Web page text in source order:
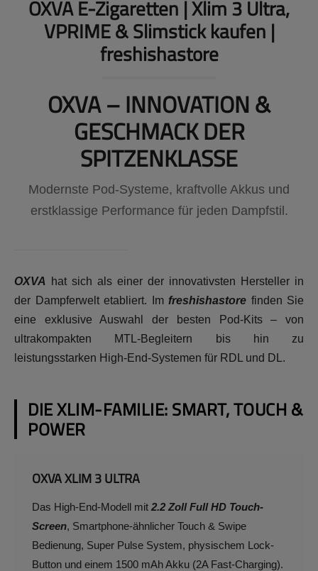
OXVA E-Zigaretten | Xlim 3 Ultra,
VPRIME & Slimstick kaufen |
freshishastore
OXVA – INNOVATION &
GESCHMACK DER
SPITZENKLASSE
Modernste Pod-Systeme, kraftvolle Akkus und
erstklassige Performance für jeden Dampfstil.
OXVA
hat sich als einer der innovativsten Hersteller in
der Dampferwelt etabliert. Im freshishastore finden Sie
eine exklusive Auswahl der besten Pod-Kits – von
ultrakompakten MTL-Begleitern bis hin zu
leistungsstarken High-End-Systemen für RDL und DL.
DIE XLIM-FAMILIE: SMART, TOUCH &
POWER
OXVA XLIM 3 ULTRA
Das High-End-Modell mit 2.2 Zoll Full HD Touch-
Screen, Smartphone-ähnlicher Touch & Swipe
Bedienung, Super Pulse System, physischem Lock-
Button und einem 1500 mAh Akku (2A Fast-Charging).